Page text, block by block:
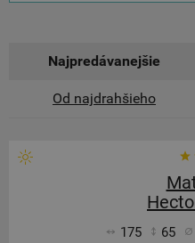
Najpredávanejšie
Od najdrahšieho
175 65